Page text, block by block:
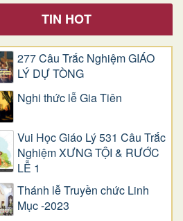
TIN HOT
277 Câu Trắc Nghiệm GIÁO
LÝ DỰ TÒNG
Nghi thức lễ Gia Tiên
Vui Học Giáo Lý 531 Câu Trắc
Nghiệm XƯNG TỘI & RƯỚC
LỄ 1
Thánh lễ Truyền chức Linh
Mục -2023